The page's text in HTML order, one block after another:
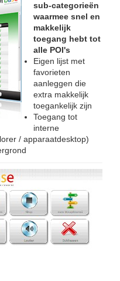
sub-categorieën
waarmee snel en
makkelijk
toegang hebt tot
alle POI's
Eigen lijst met
favorieten
aanleggen die
extra makkelijk
toegankelijk zijn
Toegang tot
interne
/ apparaatdesktop)